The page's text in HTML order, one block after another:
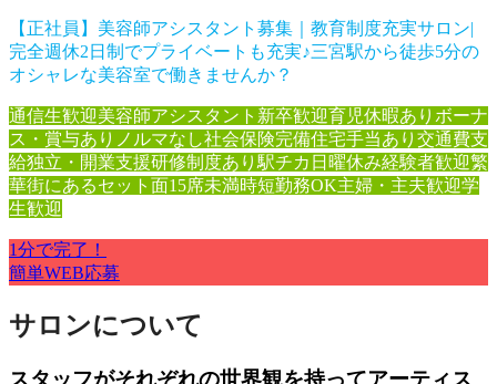
【正社員】美容師アシスタント募集｜教育制度充実サロン|
完全週休2日制でプライベートも充実♪三宮駅から徒歩5分の
オシャレな美容室で働きませんか？
通信生歓迎美容師アシスタント 新卒歓迎育児休暇あり ボーナ
ス・賞与あり ノルマなし社会保険完備住宅手当あり 交通費支
給独立・開業支援研修制度あり 駅チカ 日曜休み経験者歓迎繁
華街にあるセット面15席未満時短勤務OK主婦・主夫歓迎学
生歓迎
1分で完了！
簡単WEB応募
サロンについて
スタッフがそれぞれの世界観を持ってアーティス